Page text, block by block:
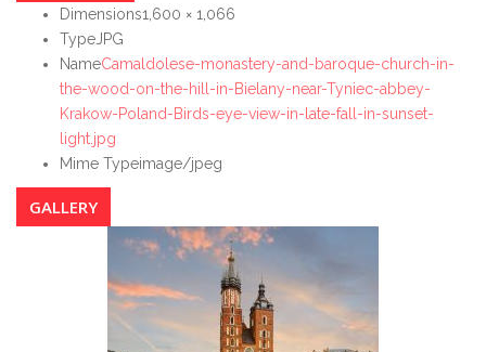
Dimensions1,600 × 1,066
Type JPG
NameCamaldolese-monastery-and-baroque-church-in-
the-wood-on-the-hill-in-Bielany-near-Tyniec-abbey-
Krakow-Poland-Birds-eye-view-in-late-fall-in-sunset-
light.jpg
Mime Typeimage/jpeg
GALLERY